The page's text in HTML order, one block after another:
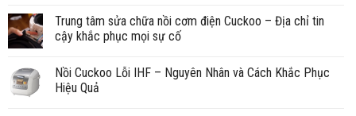
Trung tâm sửa chữa nồi cơm điện Cuckoo – Địa chỉ tin
cậy khắc phục mọi sự cố
Nồi Cuckoo Lỗi IHF – Nguyên Nhân và Cách Khắc Phục
Hiệu Quả